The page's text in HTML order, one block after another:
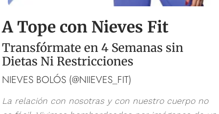
A Tope con Nieves Fit
Transfórmate en 4 Semanas sin
Dietas Ni Restricciones
NIEVES BOLÓS (@NIIEVES_FIT)
La relación con nosotras y con nuestro cuerpo no